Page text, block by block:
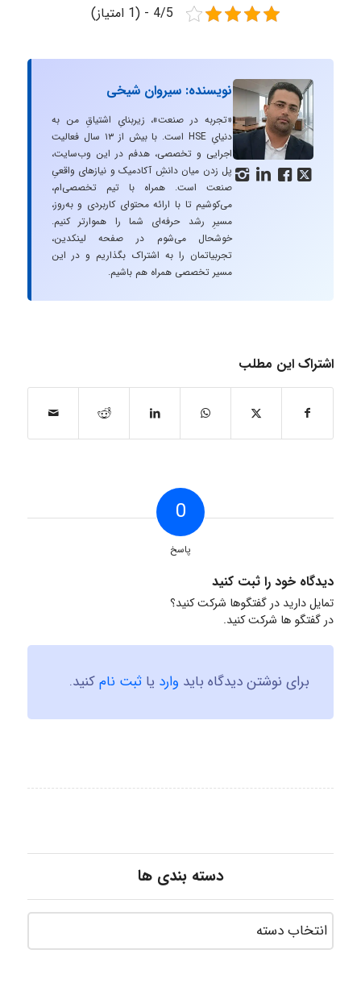
4/5 - (1 امتیاز)
   
نویسنده: سیروان شیخی
«تجربه در صنعت»، زیربنایِ اشتیاقِ من به
دنیایِ HSE است. با بیش از ۱۳ سال فعالیت
اجرایی و تخصصی، هدفم در این وب‌سایت،
پل زدن میان دانشِ آکادمیک و نیازهای واقعیِ
صنعت است. همراه با تیم تخصصی‌ام،
می‌کوشیم تا با ارائه محتوای کاربردی و به‌روز،
مسیرِ رشد حرفه‌ای شما را هموارتر کنیم.
خوشحال می‌شوم در صفحه لینکدین،
تجربیاتمان را به اشتراک بگذاریم و در این
مسیر تخصصی همراه هم باشیم.
اشتراک این مطلب
0
پاسخ
دیدگاه خود را ثبت کنید
تمایل دارید در گفتگوها شرکت کنید؟
در گفتگو ها شرکت کنید.
برای نوشتن دیدگاه باید وارد یا ثبت نامکنید.
دسته بندی ها